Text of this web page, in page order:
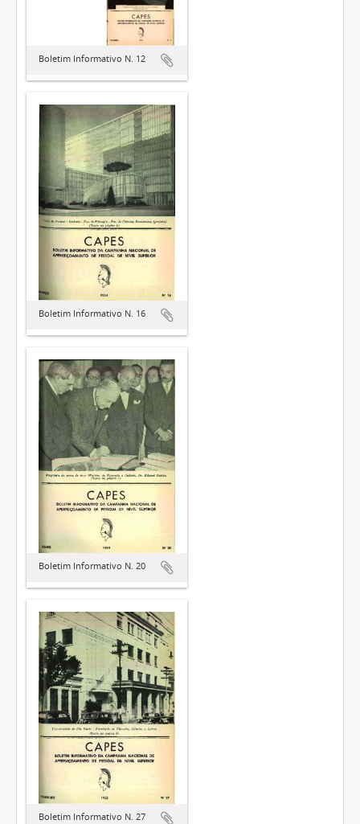
Boletim Informativo N. 12
Boletim Informativo N. 16
Boletim Informativo N. 20
Boletim Informativo N. 27